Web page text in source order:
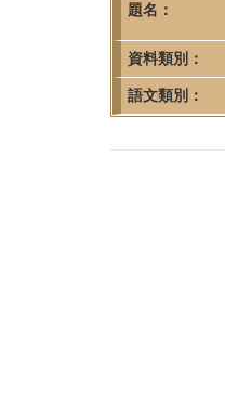
題名：
資料類別：
語文類別：